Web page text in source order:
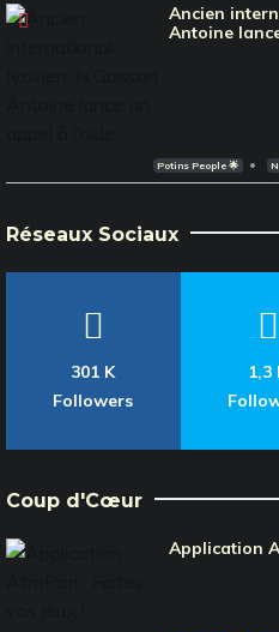
Ancien
Antoine
Potins People 🌟
Réseaux Sociaux
301 K
Followers
1,3
Coup d'Cœur
Application